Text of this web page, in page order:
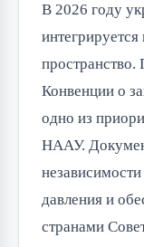
В 2026 году
пространство.
Конвенции о
одно из
НААУ.
давления и
странами